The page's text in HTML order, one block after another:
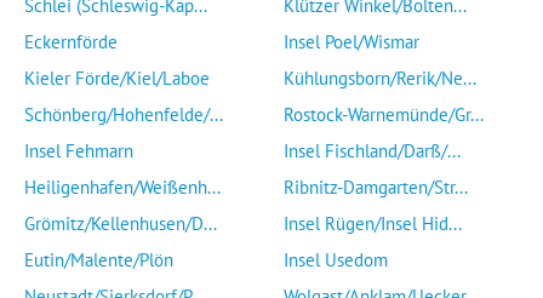
Schlei (Schleswig-Kap...
Eckernförde
Kieler Förde/Kiel/Laboe
Schönberg/Hohenfelde/...
Insel Fehmarn
Heiligenhafen/Weißenh...
Grömitz/Kellenhusen/D...
Eutin/Malente/Plön
Klützer Winkel/Bolten...
Insel Poel/Wismar
Kühlungsborn/Rerik/Ne...
Rostock-Warnemünde/Gr...
Insel Fischland/Darß/...
Ribnitz-Damgarten/Str...
Insel Rügen/Insel Hid...
Insel Usedom